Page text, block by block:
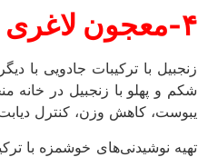
۴-معجون لاغری شکم و پهلو با زنجبیل
زنجبیل با ترکیبات جادویی با
شکم و پهلو با زنجبیل در
یبوست، کاهش وزن، کنترل
تهیه نوشیدنی‌های خوشمزه با